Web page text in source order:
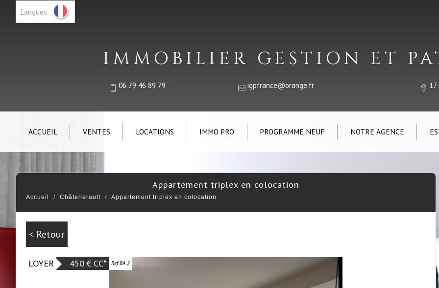
Langues
IMMOBILIER GESTION ET
06 79 46 89 79 igpfrance@orange.fr
ACCUEIL VENTES LOCATIONS IMMO PRO PROGRAMME NEUF NOTRE AGENCE
appartement triplex en colocation
Accueil Châtellerault Appartement triplex en colocation
< Retour
LOYER 450 € CC* Ref BA 2